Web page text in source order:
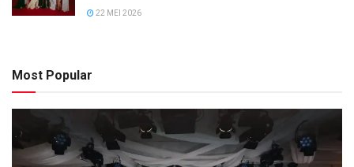
22 MEI 2026
Most Popular